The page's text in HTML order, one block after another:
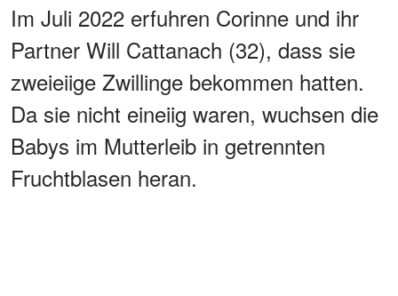
Im Juli 2022 erfuhren Corinne und ihr
Partner Will Cattanach (32), dass sie
zweieiige Zwillinge bekommen hatten.
Da sie nicht eineiig waren, wuchsen die
Babys im Mutterleib in getrennten
Fruchtblasen heran.